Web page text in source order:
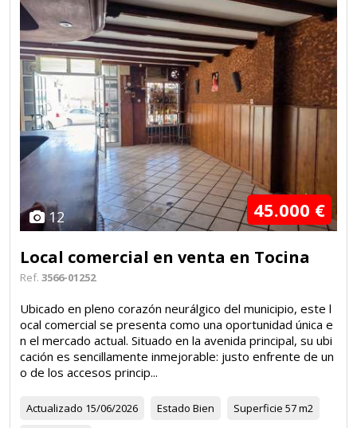
12 45.000 €
Local comercial en venta en Tocina
Ref. 3566-01252
Ubicado en pleno corazón neurálgico del municipio, este l
ocal comercial se presenta como una oportunidad única e
n el mercado actual. Situado en la avenida principal, su ubi
cación es sencillamente inmejorable: justo enfrente de un
o de los accesos princip...
Actualizado 15/06/2026 Estado Bien Superficie 57 m2